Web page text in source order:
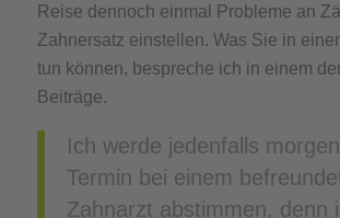
Reise dennoch einmal Probleme an
Zahnersatz einstellen. Was Sie in
tun können, bespreche ich in einem
Beiträge.
Ich werde jedenfalls
Termin bei einem
Zahnarzt abstimmen, denn